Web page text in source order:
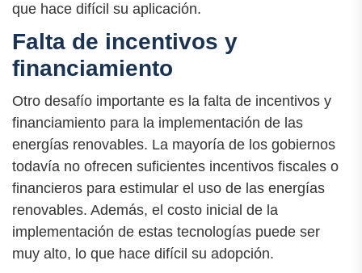
que hace difícil su aplicación.
Falta de incentivos y
financiamiento
Otro desafío importante es la falta de incentivos y
financiamiento para la implementación de las
energías renovables. La mayoría de los gobiernos
todavía no ofrecen suficientes incentivos fiscales o
financieros para estimular el uso de las energías
renovables. Además, el costo inicial de la
implementación de estas tecnologías puede ser
muy alto, lo que hace difícil su adopción.